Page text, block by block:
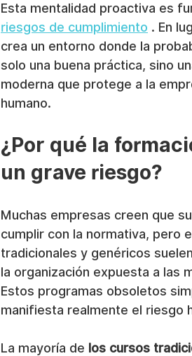
Esta mentalidad proactiva es
riesgos de cumplimiento . En
crea un entorno donde la
solo una buena práctica, sino
moderna que protege a la
humano.
¿Por qué la
un grave riesgo?
Muchas empresas creen que
cumplir con la normativa, pero
tradicionales y genéricos
la organización expuesta a las
Estos programas obsoletos
manifiesta realmente el riesgo
La mayoría de los cursos